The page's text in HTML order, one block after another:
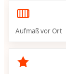
Aufmaß vor Ort